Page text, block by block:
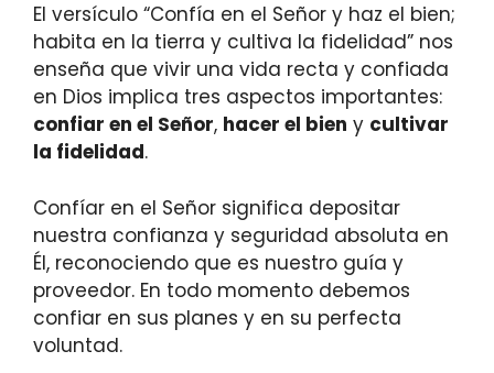
El versículo “Confía en el Señor y haz el bien;
habita en la tierra y cultiva la fidelidad” nos
enseña que vivir una vida recta y confiada
en Dios implica tres aspectos importantes:
confiar en el Señor, hacer el bien y cultivar
la fidelidad.
Confíar en el Señor significa depositar
nuestra confianza y seguridad absoluta en
Él, reconociendo que es nuestro guía y
proveedor. En todo momento debemos
confiar en sus planes y en su perfecta
voluntad.